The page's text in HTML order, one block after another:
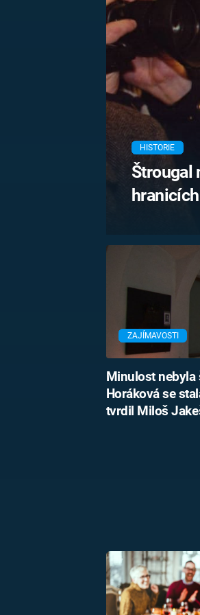
PRVNÍ SVĚTOVÁ
HISTORIE
Štrougal
ZAJÍMAVOSTI
Minulost nebyla
Horáková se
tvrdil Miloš